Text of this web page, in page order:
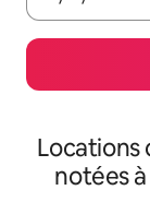
Locations
notées